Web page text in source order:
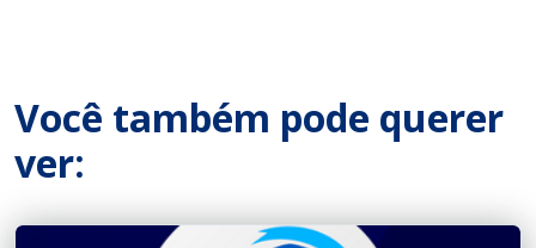
Você também pode querer
ver: